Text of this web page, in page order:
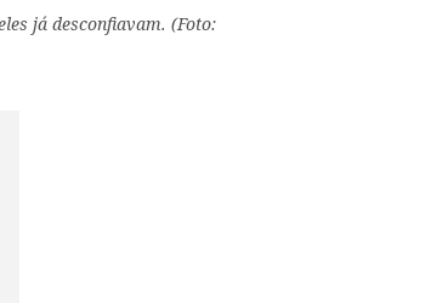
já desconfiavam. (Foto: